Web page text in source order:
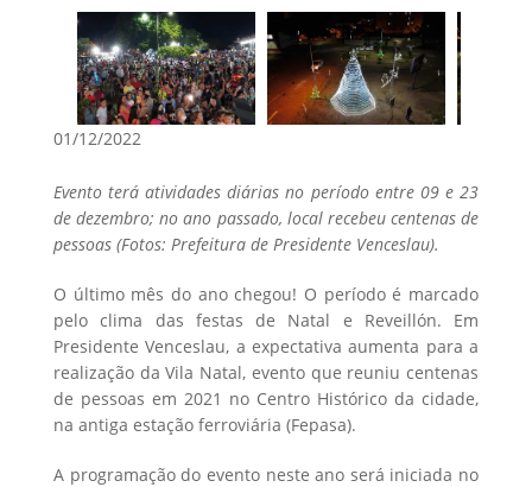
01/12/2022
Evento terá atividades diárias no período entre 09 e 23
de dezembro; no ano passado, local recebeu centenas de
pessoas (Fotos: Prefeitura de Presidente Venceslau).
O último mês do ano chegou! O período é marcado
pelo clima das festas de Natal e Reveillón. Em
Presidente Venceslau, a expectativa aumenta para a
realização da Vila Natal, evento que reuniu centenas
de pessoas em 2021 no Centro Histórico da cidade,
na antiga estação ferroviária (Fepasa).
A programação do evento neste ano será iniciada no